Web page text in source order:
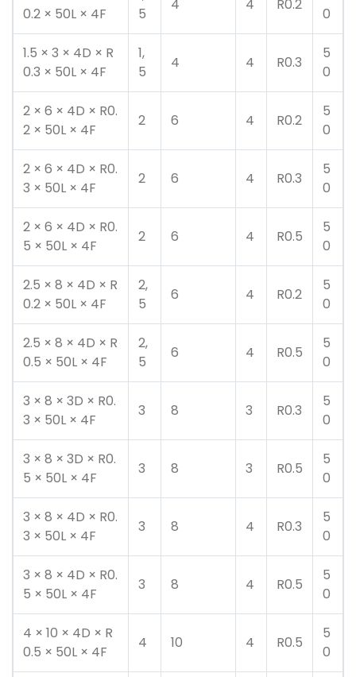
0.2 × 50L × 4F
5
4 4 R0.2
0
1.5 × 3 × 4D × R
0.3 × 50L × 4F
1,
5
4 4 R0.3
5
0
2 × 6 × 4D × R0.
2 × 50L × 4F
2 6 4 R0.2
5
0
2 × 6 × 4D × R0.
3 × 50L × 4F
2 6 4 R0.3
5
0
2 × 6 × 4D × R0.
5 × 50L × 4F
2 6 4 R0.5
5
0
2.5 × 8 × 4D × R
0.2 × 50L × 4F
2,
5
6 4 R0.2
5
0
2.5 × 8 × 4D × R
0.5 × 50L × 4F
2,
5
6 4 R0.5
5
0
3 × 8 × 3D × R0.
3 × 50L × 4F
3 8 3 R0.3
5
0
3 × 8 × 3D × R0.
5 × 50L × 4F
3 8 3 R0.5
5
0
3 × 8 × 4D × R0.
3 × 50L × 4F
3 8 4 R0.3
5
0
3 × 8 × 4D × R0.
5 × 50L × 4F
3 8 4 R0.5
5
0
4 × 10 × 4D × R
0.5 × 50L × 4F
4 10 4 R0.5
5
0